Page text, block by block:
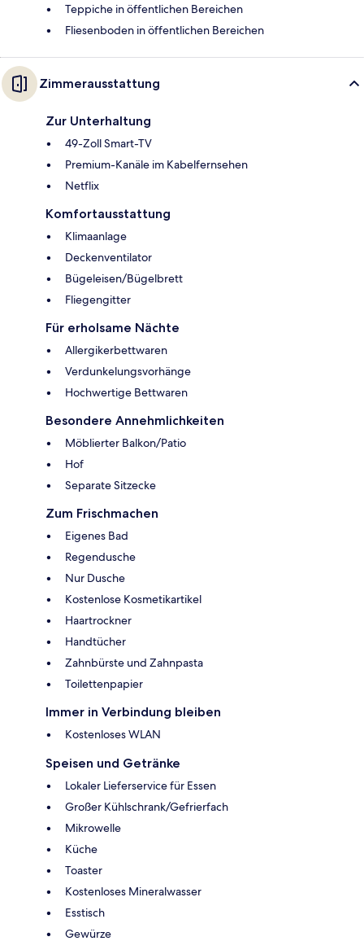
Teppiche in öffentlichen Bereichen
Fliesenboden in öffentlichen Bereichen
Zimmerausstattung
Zur Unterhaltung
49-Zoll Smart-TV
Premium-Kanäle im Kabelfernsehen
Netflix
Komfortausstattung
Klimaanlage
Deckenventilator
Bügeleisen/Bügelbrett
Fliegengitter
Für erholsame Nächte
Allergikerbettwaren
Verdunkelungsvorhänge
Hochwertige Bettwaren
Besondere Annehmlichkeiten
Möblierter Balkon/Patio
Hof
Separate Sitzecke
Zum Frischmachen
Eigenes Bad
Regendusche
Nur Dusche
Kostenlose Kosmetikartikel
Haartrockner
Handtücher
Zahnbürste und Zahnpasta
Toilettenpapier
Immer in Verbindung bleiben
Kostenloses WLAN
Speisen und Getränke
Lokaler Lieferservice für Essen
Großer Kühlschrank/Gefrierfach
Mikrowelle
Küche
Toaster
Kostenloses Mineralwasser
Esstisch
Gewürze